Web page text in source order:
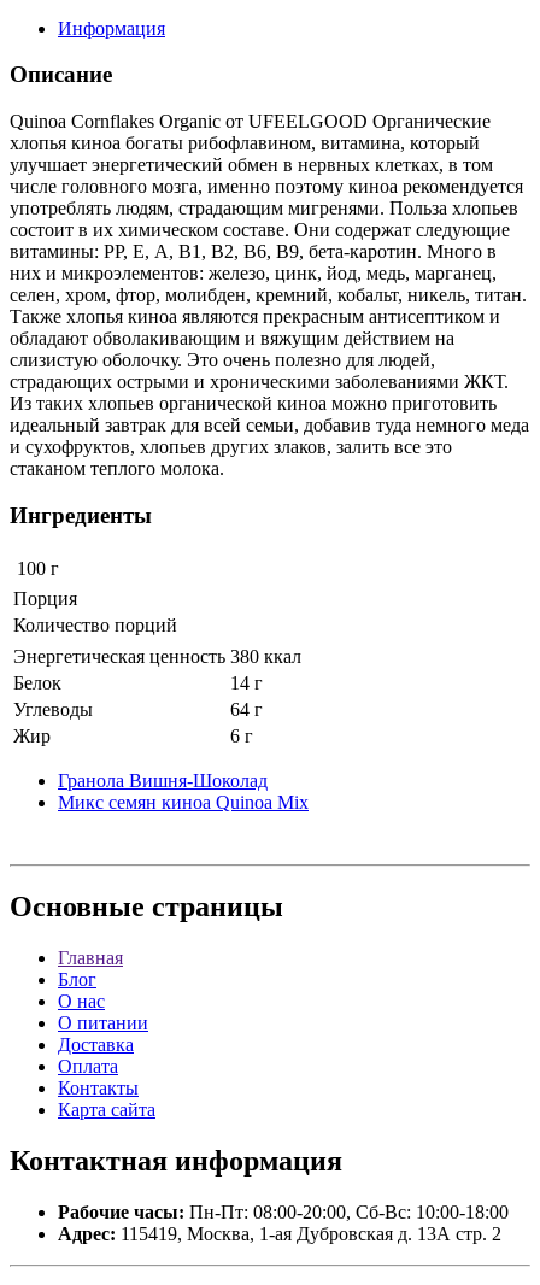
Информация
Описание
Quinoa Cornflakes Organic от UFEELGOOD Органические
хлопья киноа богаты рибофлавином, витамина, который
улучшает энергетический обмен в нервных клетках, в том
числе головного мозга, именно поэтому киноа рекомендуется
употреблять людям, страдающим мигренями. Польза хлопьев
состоит в их химическом составе. Они содержат следующие
витамины: PP, E, А, В1, В2, В6, В9, бета-каротин. Много в
них и микроэлементов: железо, цинк, йод, медь, марганец,
селен, хром, фтор, молибден, кремний, кобальт, никель, титан.
Также хлопья киноа являются прекрасным антисептиком и
обладают обволакивающим и вяжущим действием на
слизистую оболочку. Это очень полезно для людей,
страдающих острыми и хроническими заболеваниями ЖКТ.
Из таких хлопьев органической киноа можно приготовить
идеальный завтрак для всей семьи, добавив туда немного меда
и сухофруктов, хлопьев других злаков, залить все это
стаканом теплого молока.
Ингредиенты
100 г
Порция
Количество порций
Энергетическая ценность 380 ккал
Белок
14 г
Углеводы
64 г
Жир
6 г
Гранола Вишня-Шоколад
Микс семян киноа Quinoa Mix
Основные страницы
Главная
Блог
О нас
О питании
Доставка
Оплата
Контакты
Карта сайта
Контактная информация
Рабочие часы: Пн-Пт: 08:00-20:00, Сб-Вс: 10:00-18:00
Адрес: 115419, Москва, 1-ая Дубровская д. 13А стр. 2